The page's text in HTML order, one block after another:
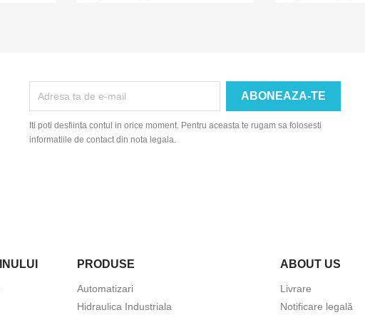
Iti poti desfiinta contul in orice moment. Pentru aceasta te rugam sa folosesti
informatiile de contact din nota legala.
PRODUSE
Automatizari
Hidraulica Industriala
ABOUT US
Livrare
Notificare legală